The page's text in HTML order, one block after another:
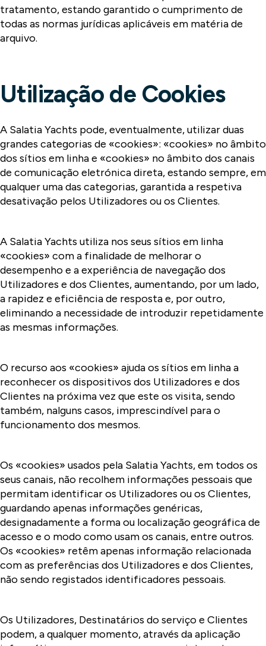
tratamento, estando garantido o cumprimento de
todas as normas jurídicas aplicáveis em matéria de
arquivo.
Utilização de Cookies
A Salatia Yachts pode, eventualmente, utilizar duas
grandes categorias de «cookies»: «cookies» no âmbito
dos sítios em linha e «cookies» no âmbito dos canais
de comunicação eletrónica direta, estando sempre, em
qualquer uma das categorias, garantida a respetiva
desativação pelos Utilizadores ou os Clientes.
A Salatia Yachts utiliza nos seus sítios em linha
«cookies» com a finalidade de melhorar o
desempenho e a experiência de navegação dos
Utilizadores e dos Clientes, aumentando, por um lado,
a rapidez e eficiência de resposta e, por outro,
eliminando a necessidade de introduzir repetidamente
as mesmas informações.
O recurso aos «cookies» ajuda os sítios em linha a
reconhecer os dispositivos dos Utilizadores e dos
Clientes na próxima vez que este os visita, sendo
também, nalguns casos, imprescindível para o
funcionamento dos mesmos.
Os «cookies» usados pela Salatia Yachts, em todos os
seus canais, não recolhem informações pessoais que
permitam identificar os Utilizadores ou os Clientes,
guardando apenas informações genéricas,
designadamente a forma ou localização geográfica de
acesso e o modo como usam os canais, entre outros.
Os «cookies» retêm apenas informação relacionada
com as preferências dos Utilizadores e dos Clientes,
não sendo registados identificadores pessoais.
Os Utilizadores, Destinatários do serviço e Clientes
podem, a qualquer momento, através da aplicação